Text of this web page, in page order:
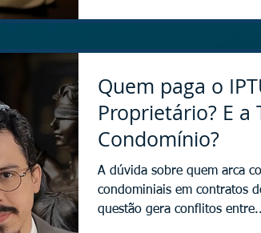
Quem paga o
Proprietário? E a
Condomínio?
A dúvida sobre quem arca
condominiais em contratos
questão gera conflitos